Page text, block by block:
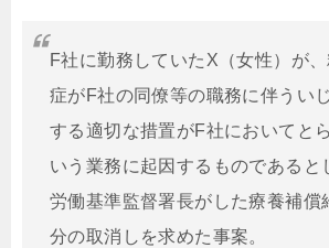
F社に勤務していた X （女性）が
症がF社の同僚等の職務に伴うい
する適切な措置がF社においてと
いう業務に起因するものであると
労働基準監督署長がした療養補償
分の取消しを求めた事案。